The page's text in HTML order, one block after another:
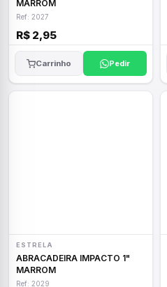
MARROM
Ref: 2027
R$ 2,95
Carrinho Pedir
ESTRELA
ABRACADEIRA IMPACTO 1"
MARROM
Ref: 2029